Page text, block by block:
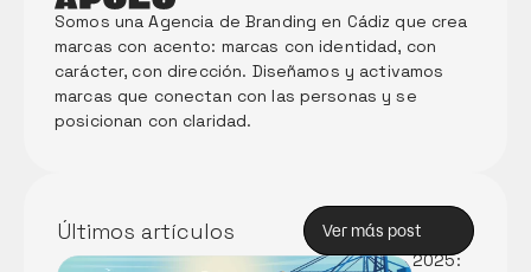
Somos una Agencia de Branding en Cádiz que crea
marcas con acento: marcas con identidad, con
carácter, con dirección. Diseñamos y activamos
marcas que conectan con las personas y se
posicionan con claridad.
Últimos artículos
Ver más post
Ver más post
Innova
ción
2025: